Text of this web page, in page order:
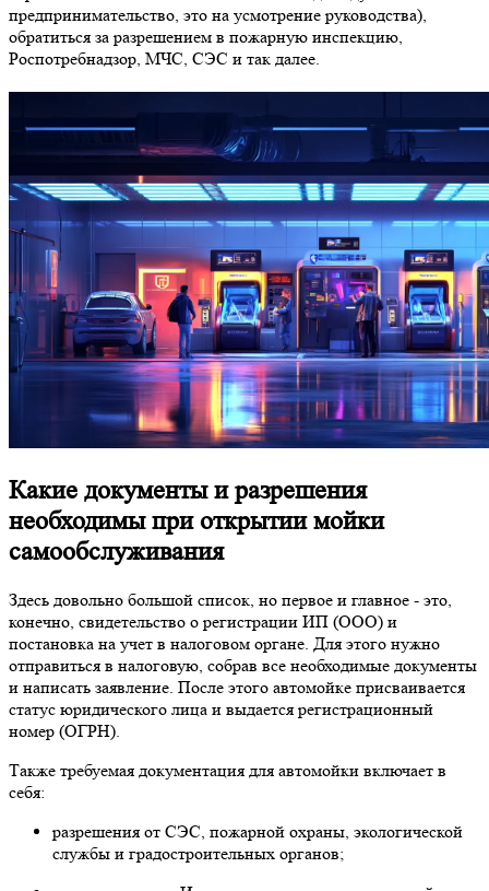
предпринимательство, это на усмотрение руководства),
обратиться за разрешением в пожарную инспекцию,
Роспотребнадзор, МЧС, СЭС и так далее.
Какие документы и разрешения
необходимы при открытии мойки
самообслуживания
Здесь довольно большой список, но первое и главное - это,
конечно, свидетельство о регистрации ИП (ООО) и
постановка на учет в налоговом органе. Для этого нужно
отправиться в налоговую, собрав все необходимые документы
и написать заявление. После этого автомойке присваивается
статус юридического лица и выдается регистрационный
номер (ОГРН).
Также требуемая документация для автомойки включает в
себя:
разрешения от СЭС, пожарной охраны, экологической
службы и градостроительных органов;